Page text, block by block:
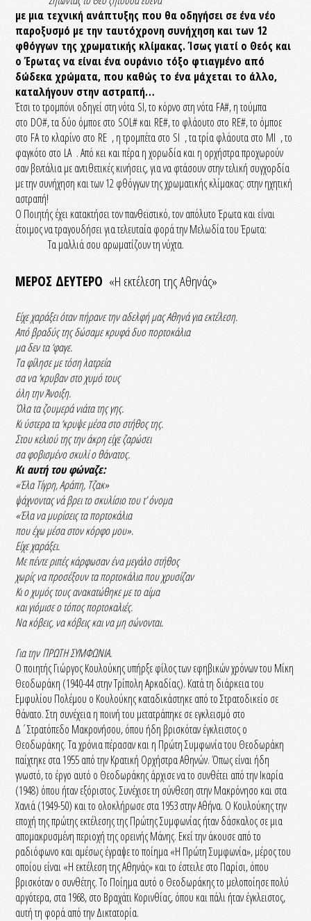
με μια τεχνική ανάπτυξης που θα οδηγήσει σε ένα νέο
παροξυσμό με την ταυτόχρονη συνήχηση και των 12
φθόγγων της χρωματικής κλίμακας. Ίσως γιατί ο Θεός και
ο Έρωτας να είναι ένα ουράνιο τόξο φτιαγμένο από
δώδεκα χρώματα, που καθώς το ένα μάχεται το άλλο,
καταλήγουν στην αστραπή…
Έτσι το τρομπόνι οδηγεί στη νότα SI, το κόρνο στη νότα FA#, η τούμπα
στο DO#, τα δύο όμποε στο SOL# και RE#, το φλάουτο στο RE#, το όμποε
στο FA το κλαρίνο στο RE , η τρομπέτα στο SI , τα τρία φλάουτα στο MI , το
φαγκότο στο LA . Από κει και πέρα η χορωδία και η ορχήστρα προχωρούν
σαν βεντάλια με αντιθετικές κινήσεις, για να φτάσουν στην τελική συγχορδία
με την συνήχηση και των 12 φθόγγων της χρωματικής κλίμακας: στην ηχητική
αστραπή!
Ο Ποιητής έχει κατακτήσει τον πανθεϊστικό, τον απόλυτο Έρωτα και είναι
έτοιμος να τραγουδήσει για τελευταία φορά την Μελωδία του Έρωτα:
Τα μαλλιά σου αρωματίζουν τη νύχτα.
ΜΕΡΟΣ ΔΕΥΤΕΡΟ «Η εκτέλεση της Αθηνάς»
Είχε χαράξει όταν πήρανε την αδελφή μας Αθηνά για εκτέλεση.
Από βραδύς της δώσαμε κρυφά δυο πορτοκάλια
μα δεν τα ‘φαγε.
Τα φίλησε με τόση λατρεία
σα να ‘κρυβαν στο χυμό τους
όλη την Άνοιξη.
Όλα τα ζουμερά νιάτα της γης.
Κι ύστερα τα ‘κρυψε μέσα στο στήθος της.
Στου κελιού της την άκρη είχε ζαρώσει
σα φοβισμένο σκυλί ο θάνατος.
Κι αυτή του φώναζε:
«Έλα Τίγρη, Αράπη, Τζακ»
ψάχνοντας νά βρει το σκυλίσιο του τ’ όνομα
«Έλα να μυρίσεις τα πορτοκάλια
που έχω μέσα στον κόρφο μου».
Είχε χαράξει.
Με πέντε ριπές κάρφωσαν ένα μεγάλο στήθος
χωρίς να προσέξουν τα πορτοκάλια που χρυσίζαν
Κι ο χυμός τους ανακατώθηκε με το αίμα
και γιόμισε ο τόπος πορτοκαλιές.
Να κόβεις, να κόβεις και να μη σώνονται.
Για τηνΠΡΩΤΗ ΣΥΜΦΩΝΙΑ.
Ο ποιητής Γιώργος Κουλούκης υπήρξε φίλος των εφηβικών χρόνων του Μίκη
Θεοδωράκη (1940-44 στην Τρίπολη Αρκαδίας). Κατά τη διάρκεια του
Εμφυλίου Πολέμου ο Κουλούκης καταδικάστηκε από το Στρατοδικείο σε
θάνατο. Στη συνέχεια η ποινή του μετατράπηκε σε εγκλεισμό στο
Δ΄Στρατόπεδο Μακρονήσου, όπου ήδη βρισκόταν έγκλειστος ο
Θεοδωράκης. Τα χρόνια πέρασαν και η Πρώτη Συμφωνία του Θεοδωράκη
παίχτηκε στα 1955 από την Κρατική Ορχήστρα Αθηνών. Όπως είναι ήδη
γνωστό, το έργο αυτό ο Θεοδωράκης άρχισε να το συνθέτει από την Ικαρία
(1948) όπου ήταν εξόριστος. Συνέχισε τη σύνθεση στην Μακρόνησο και στα
Χανιά (1949-50) και το ολοκλήρωσε στα 1953 στην Αθήνα. Ο Κουλούκης την
εποχή της πρώτης εκτέλεσης της Πρώτης Συμφωνίας ήταν δάσκαλος σε μια
απομακρυσμένη περιοχή της ορεινής Μάνης. Εκεί την άκουσε από το
ραδιόφωνο και αμέσως έγραψε το ποίημα «Η Πρώτη Συμφωνία», μέρος του
οποίου είναι «Η εκτέλεση της Αθηνάς» και το έστειλε στο Παρίσι, όπου
βρισκόταν ο συνθέτης. Το Ποίημα αυτό ο Θεοδωράκης το μελοποίησε πολύ
αργότερα, στα 1968, στο Βραχάτι Κορινθίας, όπου και πάλι ήταν έγκλειστος,
αυτή τη φορά από την Δικτατορία.